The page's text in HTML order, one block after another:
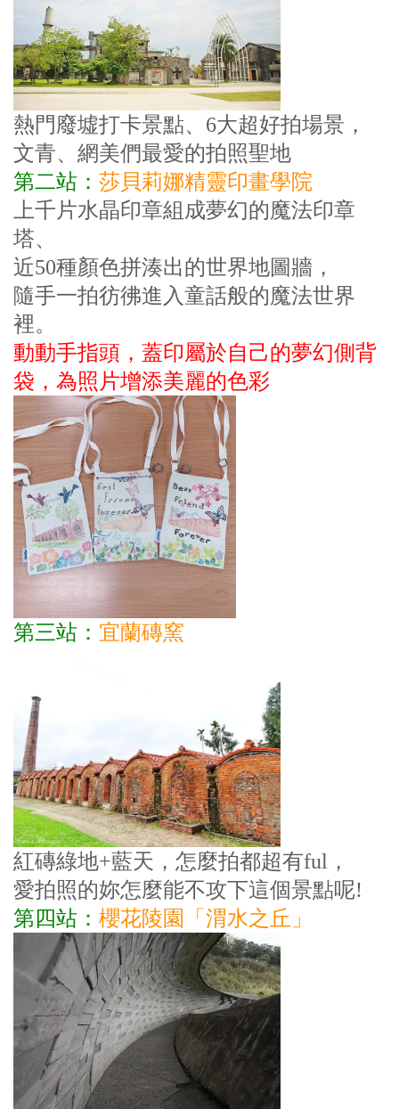
熱門廢墟打卡景點、6大超好拍場景，
文青、網美們最愛的拍照聖地
第二站： 莎貝莉娜精靈印畫學院
上千片水晶印章組成夢幻的魔法印章
塔、
近50種顏色拼湊出的世界地圖牆，
隨手一拍彷彿進入童話般的魔法世界
裡。
動動手指頭，蓋印屬於自己的夢幻側背
袋，為照片增添美麗的色彩
第三站： 宜蘭磚窯
紅磚綠地+藍天，怎麼拍都超有ful，
愛拍照的妳怎麼能不攻下這個景點呢!
第四站： 櫻花陵園「渭水之丘」